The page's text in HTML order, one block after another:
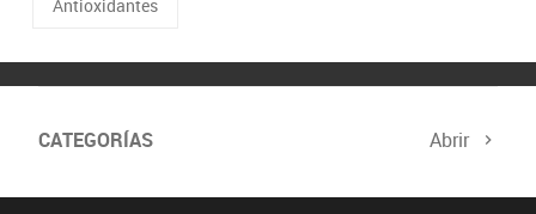
Antioxidantes
CATEGORÍAS Abrir